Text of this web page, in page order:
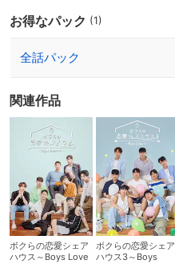
お得なパック (1)
全話パック
関連作品
ボクらの恋愛シェア
ハウス～Boys Love
ボクらの恋愛シェア
ハウス3～Boys